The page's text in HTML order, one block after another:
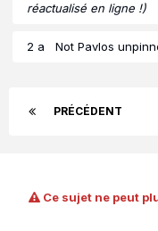
réactualisé en ligne !)
2 a Not Pavlos
PRÉCÉDENT
Ce sujet ne peut